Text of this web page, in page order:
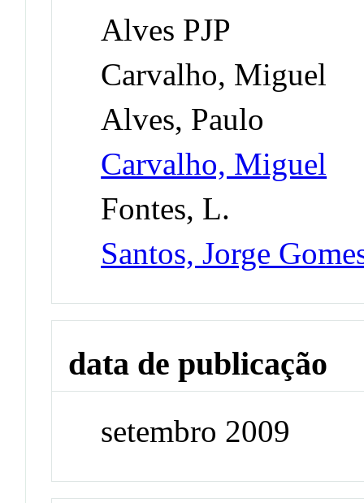
Alves PJP
Carvalho, Miguel
Alves, Paulo
Carvalho, Miguel
Fontes, L.
Santos, Jorge
data de publicação
setembro 2009